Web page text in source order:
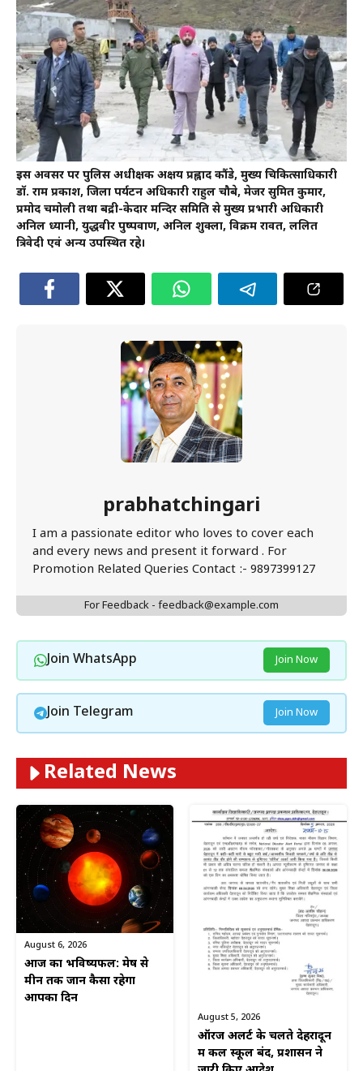
इस अवसर पर पुलिस अधीक्षक अक्षय प्रह्लाद कौंडे, मुख्य चिकित्साधिकारी
डॉ. राम प्रकाश, जिला पर्यटन अधिकारी राहुल चौबे, मेजर सुमित कुमार,
प्रमोद चमोली तथा बद्री-केदार मन्दिर समिति से मुख्य प्रभारी अधिकारी
अनिल ध्यानी, युद्धवीर पुष्पवाण, अनिल शुक्ला, विक्रम रावत, ललित
त्रिवेदी एवं अन्य उपस्थित रहे।
prabhatchingari
I am a passionate editor who loves to cover each
and every news and present it forward . For
Promotion Related Queries Contact :- 9897399127
For Feedback - feedback@example.com
Join WhatsApp Join Now
Join Telegram Join Now
Related News
August 6, 2026
आज का भविष्यफल: मेष से
मीन तक जानें कैसा रहेगा
आपका दिन
August 5, 2026
ऑरेंज अलर्ट के चलते देहरादून
में कल स्कूल बंद, प्रशासन ने